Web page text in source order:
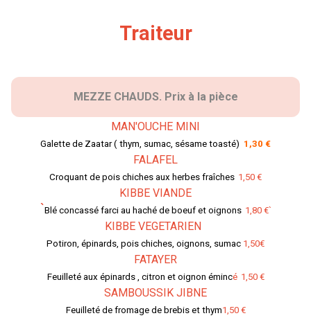
Traiteur
MEZZE CHAUDS. Prix à la pièce
MAN'OUCHE MINI
Galette de Zaatar ( thym, sumac, sésame toasté) 1,30 €
FALAFEL
Croquant de pois chiches aux herbes fraîches 1,50 €
KIBBE VIANDE
`Blé concassé farci au haché de boeuf et oignons 1,80 €`
KIBBE VEGETARIEN
Potiron, épinards, pois chiches, oignons, sumac 1,50€
FATAYER
Feuilleté aux épinards , citron et oignon émincé 1,50 €
SAMBOUSSIK JIBNE
Feuilleté de fromage de brebis et thym1,50 €